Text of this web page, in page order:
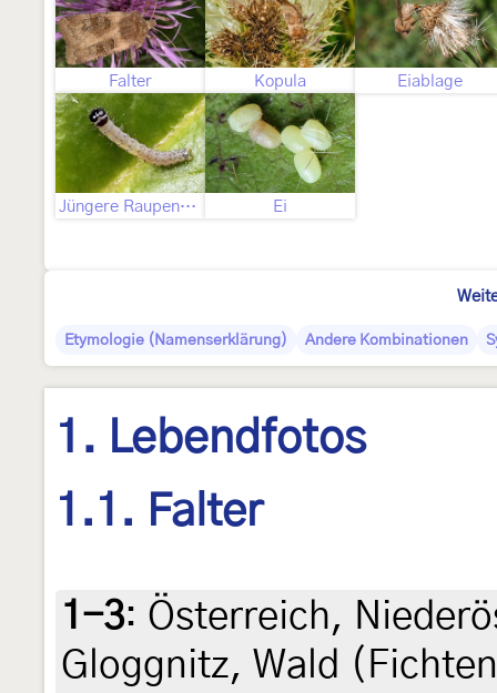
Falter Kopula Eiablage
Jüngere Raupenstadien Ei
Etymologie (Namenserklärung) Andere Kombinationen
1. Lebendfotos
1.1. Falter
1-3: Österreich,
Gloggnitz, Wald